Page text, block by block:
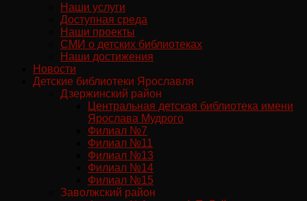
Наши услуги
Доступная среда
Наши проекты
СМИ о детских библиотеках
Наши достижения
Новости
Детские библиотеки Ярославля
Дзержинский район
Центральная детская библиотека имени
Ярослава Мудрого
Филиал №7
Филиал №11
Филиал №13
Филиал №14
Филиал №15
Заволжский район